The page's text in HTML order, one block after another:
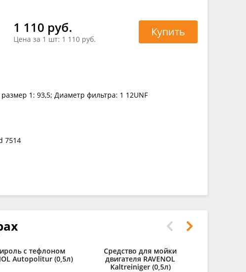
1 110 руб.
Цена за 1 шт: 1 110 руб.
Купить
1: 93,5; Диаметр фильтра: 1 12UNF
7514
с тефлоном
Autopolitur (0,5л)
Средство для мойки
двигателя RAVENOL
Kaltreiniger (0,5л)